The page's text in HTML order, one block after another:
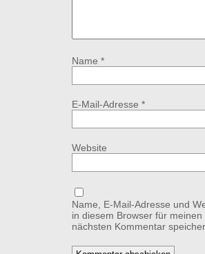
Name *
E-Mail-Adresse *
Website
Name, E-Mail-Adresse und
in diesem Browser für meinen
nächsten Kommentar